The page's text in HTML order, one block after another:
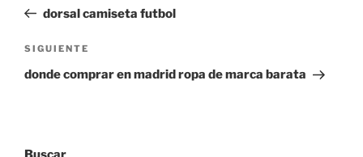
entradas
anterior:
dorsal camiseta futbol
Siguiente
entrada
SIGUIENTE
donde comprar en madrid ropa de marca barata